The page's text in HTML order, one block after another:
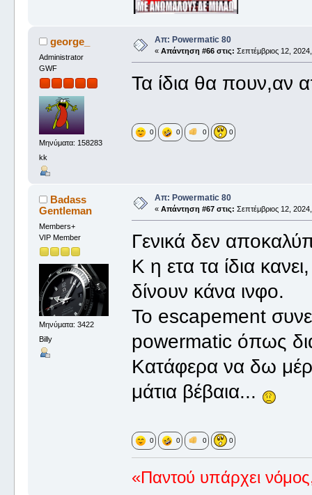
george_
Administrator
GWF
Μηνύματα: 158283
kk
Απ: Powermatic 80
« Απάντηση #66 στις: Σεπτέμβριος 12,
Τα ίδια θα πουν,αν
0 0 0 0
Badass
Gentleman
Members+
VIP Member
Μηνύματα: 3422
Billy
Απ: Powermatic 80
« Απάντηση #67 στις: Σεπτέμβριος 12,
Γενικά δεν
Κ η ετα τα ίδια
δίνουν κάνα ινφο.
Το escapement
powermatic όπως
Κατάφερα να δω
μάτια βέβαια...
0 0 0 0
«Παντού υπάρχει